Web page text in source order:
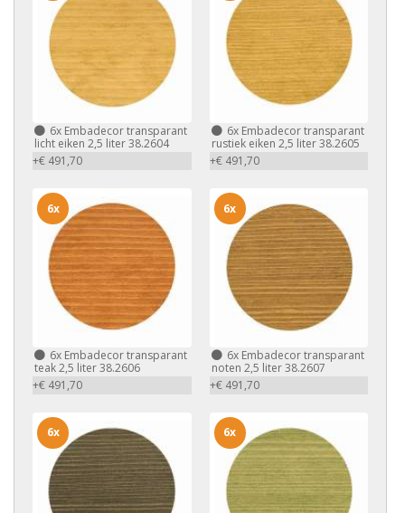
6x Embadecor transparant
licht eiken 2,5 liter 38.2604
+€ 491,70
6xEmbadecor transparant
rustiek eiken 2,5 liter 38.2605
+€ 491,70
6x Embadecor transparant
teak 2,5 liter 38.2606
+€ 491,70
6x
6xEmbadecor transparant
noten 2,5 liter 38.2607
+€ 491,70
6x
6x 6x